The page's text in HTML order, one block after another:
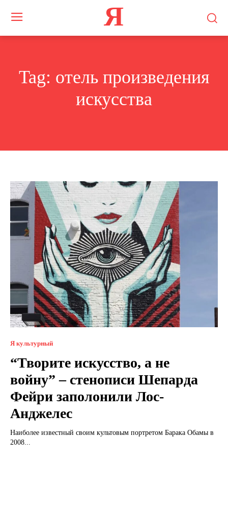
Я
Tag: отель произведения
искусства
Я культурный
“Творите искусство, а не
войну” – стенописи Шепарда
Фейри заполонили Лос-
Анджелес
Наиболее известный своим культовым портретом Барака Обамы в
2008...